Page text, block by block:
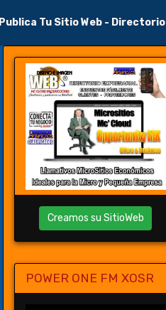
Publica Tu Sitio Web - Directorio
Creamos su SitioWeb
POWER ONE FM XOSR